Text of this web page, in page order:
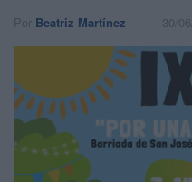
Por Beatriz Martínez 30/